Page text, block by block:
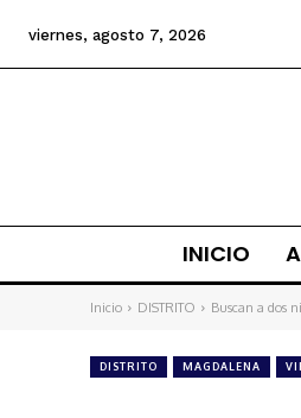
viernes, agosto 7, 2026
INICIO
Inicio DISTRITO Buscan a dos
DISTRITO MAGDALENA